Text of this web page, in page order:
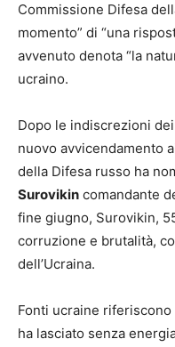
Commissione Difesa
momento” di “una
avvenuto denota “la
ucraino.
Dopo le indiscrezioni
nuovo avvicendamento
della Difesa russo ha
Surovikin comandante
fine giugno, Surovikin,
corruzione e brutalità,
dell’Ucraina.
Fonti ucraine
ha lasciato senza